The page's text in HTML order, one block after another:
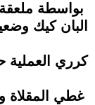
بواسطة
البان كيك
كرري